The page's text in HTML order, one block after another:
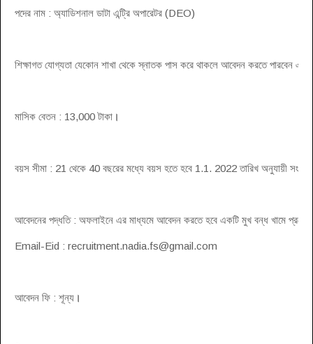
পদের নাম : অ্যাডিশনাল ডাটা এন্ট্রি অপারেটর (DEO)
শিক্ষাগত যোগ্যতা যেকোন শাখা থেকে স্নাতক পাস করে থাকলে আবেদন করতে পারবেন এবং
মাসিক বেতন : 13,000 টাকা ।
বয়স সীমা : 21 থেকে 40 বছরের মধ্যে বয়স হতে হবে 1.1. 2022 তারিখ অনুযায়ী সংরক্ষিত
আবেদনের পদ্ধতি : অফলাইনে এর মাধ্যমে আবেদন করতে হবে একটি মুখ বন্ধ খামে
Email-Eid : recruitment.nadia.fs@gmail.com
আবেদন ফি : শূন্য ।